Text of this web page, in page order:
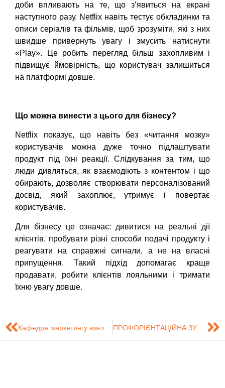
доби впливають на те, що з’явиться на екрані
наступного разу. Netflix навіть тестує обкладинки та
описи серіалів та фільмів, щоб зрозуміти, які з них
швидше привернуть увагу і змусить натиснути
«Play». Це робить перегляд більш захопливим і
підвищує ймовірність, що користувач залишиться
на платформі довше.
Що можна винести з цього для бізнесу?
Netflix показує, що навіть без «читання мозку»
користувачів можна дуже точно підлаштувати
продукт під їхні реакції. Слідкування за тим, що
люди дивляться, як взаємодіють з контентом і що
обирають, дозволяє створювати персоналізований
досвід, який захоплює, утримує і повертає
користувачів.
Для бізнесу це означає: дивитися на реальні дії
клієнтів, пробувати різні способи подачі продукту і
реагувати на справжні сигнали, а не на власні
припущення. Такий підхід допомагає краще
продавати, робити клієнтів лояльними і тримати
їхню увагу довше.
ПРОФОРІЄНТАЦІЙНА ЗУСТРІЧ КАФЕДРИ МАРКЕТИНГУ ЗІ ШКОЛЯРАМИ ВЕРХНЬОСИРОВАТСЬКОГО ОЗ (18 КВІТНЯ 2025 РОКУ)